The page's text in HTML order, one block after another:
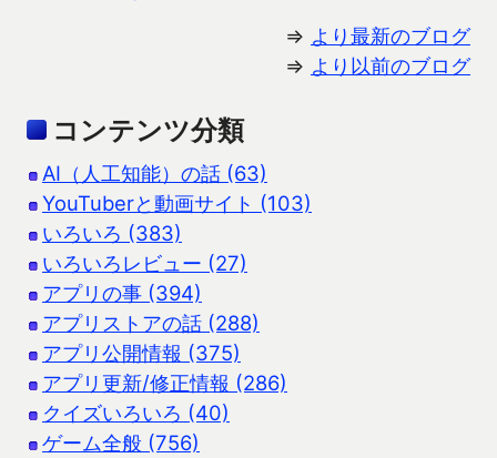
⇒ より最新のブログ
⇒ より以前のブログ
コンテンツ分類
AI（人工知能）の話 (63)
YouTuberと動画サイト (103)
いろいろ (383)
いろいろレビュー (27)
アプリの事 (394)
アプリストアの話 (288)
アプリ公開情報 (375)
アプリ更新/修正情報 (286)
クイズいろいろ (40)
ゲーム全般 (756)